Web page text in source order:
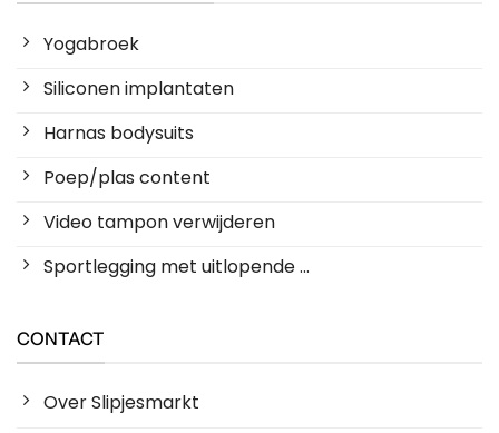
Yogabroek
Siliconen implantaten
Harnas bodysuits
Poep/plas content
Video tampon verwijderen
Sportlegging met uitlopende ...
CONTACT
Over Slipjesmarkt